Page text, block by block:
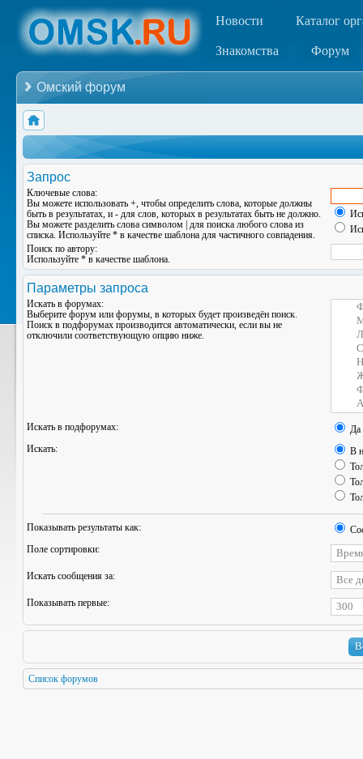
Новости Каталог
Знакомства Форум
Омский форум
Запрос
Ключевые слова:
Вы можете использовать +, чтобы определить слова, которые должны
быть в результатах, и - для слов, которых в результатах быть не должно.
Вы можете разделить слова символом для поиска любого слова из
списка. Используйте * в качестве шаблона для частичного совпадения.
Поиск по автору:
Используйте * в качестве шаблона.
Параметры запроса
Искать в форумах:
Выберите форум или форумы, в которых будет произведён поиск.
Поиск в подфорумах производится автоматически, если вы не
отключили соответствующую опцию ниже.
Искать в подфорумах:
Да
Искать:
В
Показывать результаты как:
Поле сортировки:
Искать сообщения за:
Показывать первые:
Список форумов